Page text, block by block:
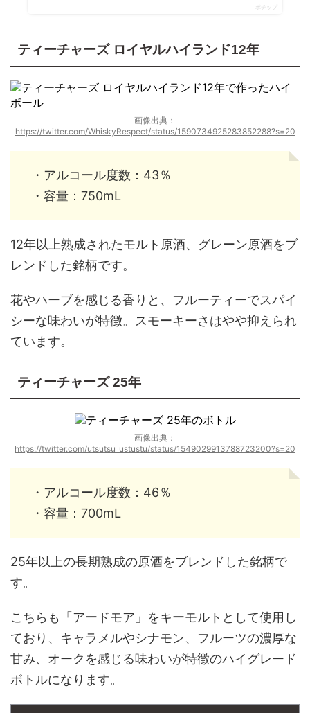
ポチップ
ティーチャーズ ロイヤルハイランド12年
画像出典：
https://twitter.com/WhiskyRespect/status/1590734925283852288?s=20
・アルコール度数：43％
・容量：750mL
12年以上熟成されたモルト原酒、グレーン原酒をブ
レンドした銘柄です。
花やハーブを感じる香りと、フルーティーでスパイ
シーな味わいが特徴。スモーキーさはやや抑えられ
ています。
ティーチャーズ 25年
画像出典：
https://twitter.com/utsutsu_ustustu/status/1549029913788723200?s=20
・アルコール度数：46％
・容量：700mL
25年以上の長期熟成の原酒をブレンドした銘柄で
す。
こちらも「アードモア」をキーモルトとして使用し
ており、キャラメルやシナモン、フルーツの濃厚な
甘み、オークを感じる味わいが特徴のハイグレード
ボトルになります。